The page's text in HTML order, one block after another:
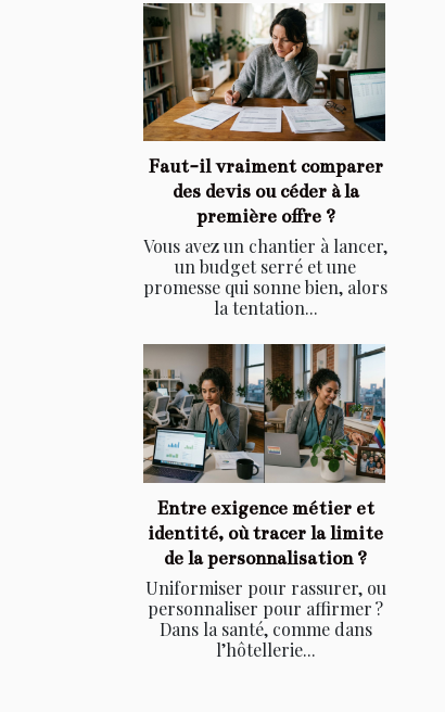
Faut-il vraiment comparer
des devis ou céder à la
première offre ?
Vous avez un chantier à lancer,
un budget serré et une
promesse qui sonne bien, alors
la tentation...
Entre exigence métier et
identité, où tracer la limite
de la personnalisation ?
Uniformiser pour rassurer, ou
personnaliser pour affirmer ?
Dans la santé, comme dans
l’hôtellerie...